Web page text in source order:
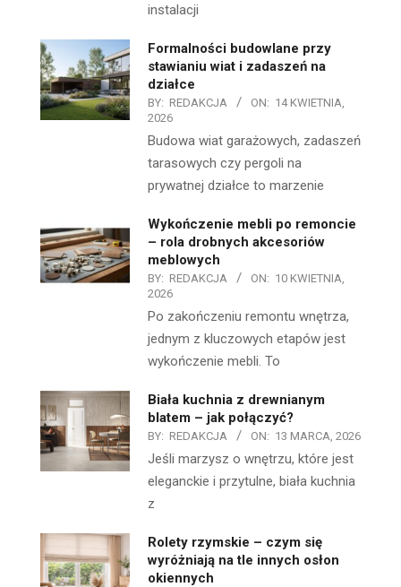
instalacji
Formalności budowlane przy
stawianiu wiat i zadaszeń na
działce
BY: REDAKCJA ON: 14 KWIETNIA,
2026
Budowa wiat garażowych, zadaszeń
tarasowych czy pergoli na
prywatnej działce to marzenie
Wykończenie mebli po remoncie
– rola drobnych akcesoriów
meblowych
BY: REDAKCJA ON: 10 KWIETNIA,
2026
Po zakończeniu remontu wnętrza,
jednym z kluczowych etapów jest
wykończenie mebli. To
Biała kuchnia z drewnianym
blatem – jak połączyć?
BY: REDAKCJA ON: 13 MARCA, 2026
Jeśli marzysz o wnętrzu, które jest
eleganckie i przytulne, biała kuchnia
z
Rolety rzymskie – czym się
wyróżniają na tle innych osłon
okiennych